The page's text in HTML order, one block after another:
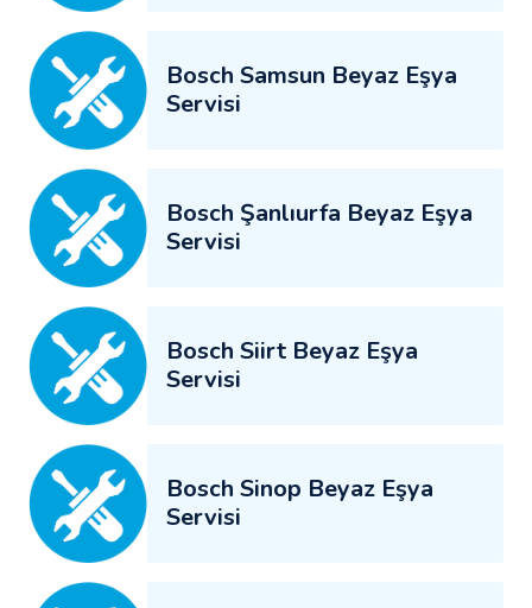
Bosch Samsun Beyaz Eşya
Servisi
Bosch Şanlıurfa Beyaz Eşya
Servisi
Bosch Siirt Beyaz Eşya
Servisi
Bosch Sinop Beyaz Eşya
Servisi